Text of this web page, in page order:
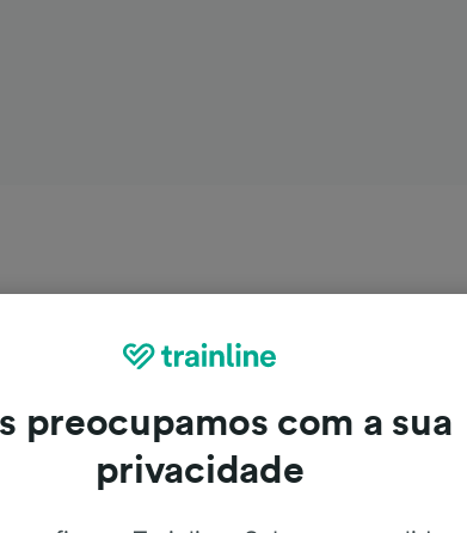
preocupamos com a sua
privacidade